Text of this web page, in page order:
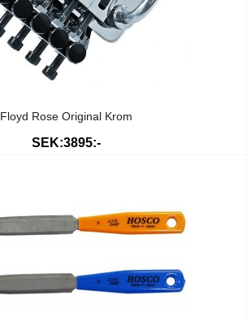
Floyd Rose Original Krom
SEK:3895:-